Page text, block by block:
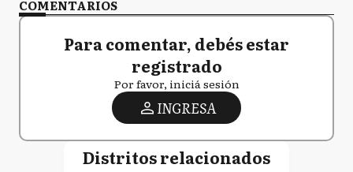
COMENTARIOS
Para comentar, debés estar
registrado
Por favor, iniciá sesión
INGRESA
Distritos relacionados